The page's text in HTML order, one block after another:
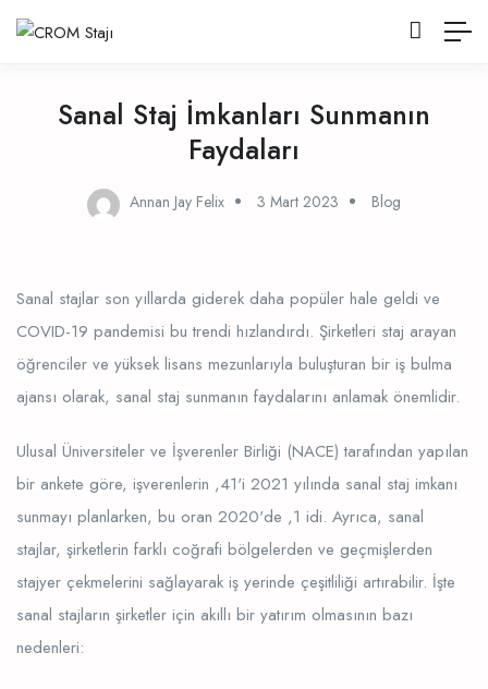
Sanal Staj İmkanları Sunmanın
Faydaları
Annan Jay Felix 3 Mart 2023 Blog
Sanal stajlar son yıllarda giderek daha popüler hale geldi ve
COVID-19 pandemisi bu trendi hızlandırdı. Şirketleri staj arayan
öğrenciler ve yüksek lisans mezunlarıyla buluşturan bir iş bulma
ajansı olarak, sanal staj sunmanın faydalarını anlamak önemlidir.
Ulusal Üniversiteler ve İşverenler Birliği (NACE) tarafından yapılan
bir ankete göre, işverenlerin ,41'i 2021 yılında sanal staj imkanı
sunmayı planlarken, bu oran 2020'de ,1 idi. Ayrıca, sanal
stajlar, şirketlerin farklı coğrafi bölgelerden ve geçmişlerden
stajyer çekmelerini sağlayarak iş yerinde çeşitliliği artırabilir. İşte
sanal stajların şirketler için akıllı bir yatırım olmasının bazı
nedenleri: